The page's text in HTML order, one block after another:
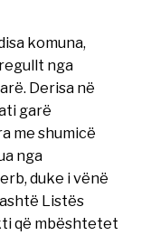
komuna,
nga
Derisa në
garë
me shumicë
nga
duke i vënë
Listës
që mbështetet